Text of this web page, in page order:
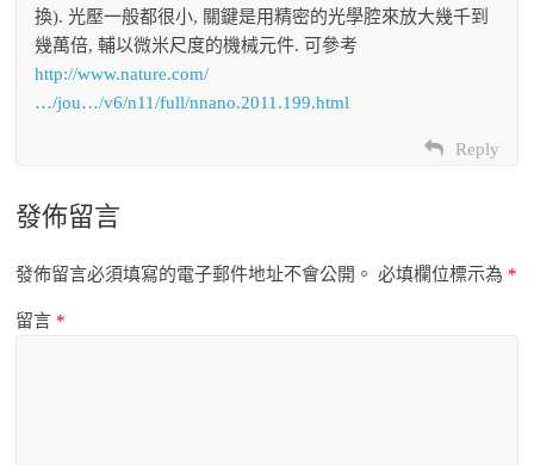
換). 光壓一般都很小, 關鍵是用精密的光學腔來放大幾千到
幾萬倍, 輔以微米尺度的機械元件. 可參考
http://www.nature.com/
…/jou…/v6/n11/full/nnano.2011.199.html
Reply
發佈留言
發佈留言必須填寫的電子郵件地址不會公開。 必填欄位標示為 *
留言 *